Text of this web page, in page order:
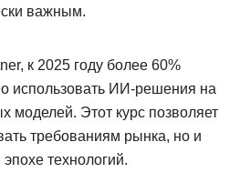
важным.
к 2025 году более 60%
использовать ИИ-решения на
моделей. Этот курс позволяет
требованиям рынка, но и
технологий.